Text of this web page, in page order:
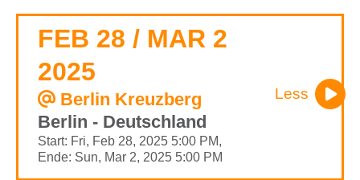
FEB 28 / MAR 2
2025
Berlin Kreuzberg
Berlin - Deutschland
Start: Fri, Feb 28, 2025 5:00 PM,
Ende: Sun, Mar 2, 2025 5:00 PM
Less